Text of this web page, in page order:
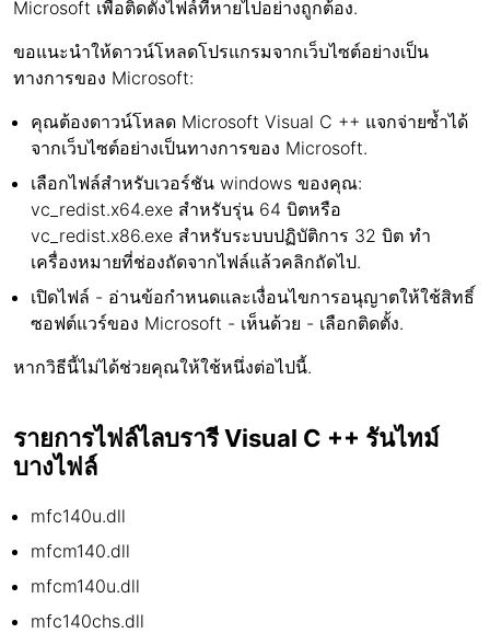
Microsoft เพื่อติดตั้งไฟล์ที่หายไปอย่างถูกต้อง.
ขอแนะนำให้ดาวน์โหลดโปรแกรมจากเว็บไซต์อย่างเป็น
ทางการของ Microsoft:
คุณต้องดาวน์โหลด Microsoft Visual C ++ แจกจ่ายซ้ำได้
จากเว็บไซต์อย่างเป็นทางการของ Microsoft.
เลือกไฟล์สำหรับเวอร์ชัน windows ของคุณ:
vc_redist.x64.exe สำหรับรุ่น 64 บิตหรือ
vc_redist.x86.exe สำหรับระบบปฏิบัติการ 32 บิต ทำ
เครื่องหมายที่ช่องถัดจากไฟล์แล้วคลิกถัดไป.
เปิดไฟล์ - อ่านข้อกำหนดและเงื่อนไขการอนุญาตให้ใช้สิทธิ์
ซอฟต์แวร์ของ Microsoft - เห็นด้วย - เลือกติดตั้ง.
หากวิธีนี้ไม่ได้ช่วยคุณให้ใช้หนึ่งต่อไปนี้.
รายการไฟล์ไลบรารี Visual C ++ รันไทม์
บางไฟล์
mfc140u.dll
mfcm140.dll
mfcm140u.dll
mfc140chs.dll